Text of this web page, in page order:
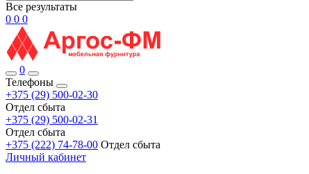
Все результаты
0 0 0
0
Телефоны
+375 (29) 500-02-30
Отдел сбыта
+375 (29) 500-02-31
Отдел сбыта
+375 (222) 74-78-00 Отдел сбыта
Личный кабинет